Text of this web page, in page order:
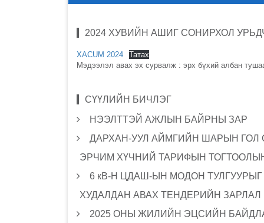
2024 ХУВИЙН АШИГ СОНИРХОЛ
XACUM 2024
Татах
Мэдээлэл авах эх сурвалж : эрх бүхий албан
СҮҮЛИЙН БИЧЛЭГ
НЭЭЛТТЭЙ АЖЛЫН БАЙРНЫ ЗАР
ДАРХАН-УУЛ АЙМГИЙН ШАРЫН ГОЛ
ЭРЧИМ ХҮЧНИЙ ТАРИФЫН
6 кВ-Н ЦДАШ-ЫН МОДОН
ХУДАЛДАН АВАХ ТЕНДЕРИЙН ЗАРЛАЛ
2025 ОНЫ ЖИЛИЙН ЭЦСИЙН